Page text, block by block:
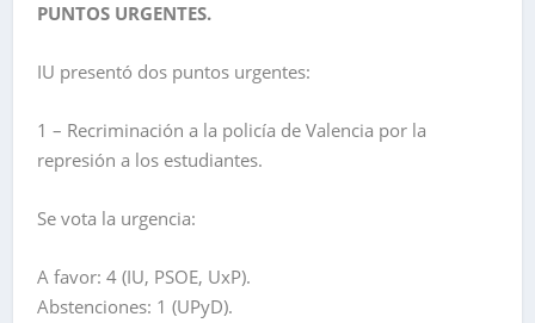
PUNTOS URGENTES.
IU presentó dos puntos urgentes:
1 – Recriminación a la policía de Valencia por la
represión a los estudiantes.
Se vota la urgencia:
A favor: 4 (IU, PSOE, UxP).
Abstenciones: 1 (UPyD).